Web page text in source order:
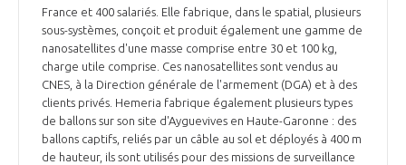
France et 400 salariés. Elle fabrique, dans le spatial, plusieurs
sous-systèmes, conçoit et produit également une gamme de
nanosatellites d'une masse comprise entre 30 et 100 kg,
charge utile comprise. Ces nanosatellites sont vendus au
CNES, à la Direction générale de l'armement (DGA) et à des
clients privés. Hemeria fabrique également plusieurs types
de ballons sur son site d'Ayguevives en Haute-Garonne : des
ballons captifs, reliés par un câble au sol et déployés à 400 m
de hauteur, ils sont utilisés pour des missions de surveillance